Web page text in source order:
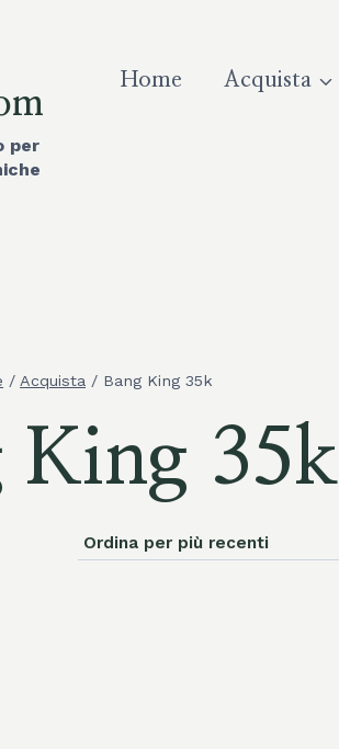
per
Home Acquista
/ Acquista / Bang King 35k
King 35k